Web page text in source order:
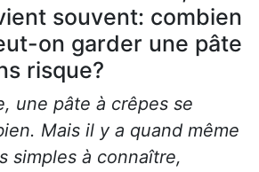
souvent: combien
on garder une pâte
risque?
une pâte à crêpes se
Mais il y a quand même
simples à connaître,